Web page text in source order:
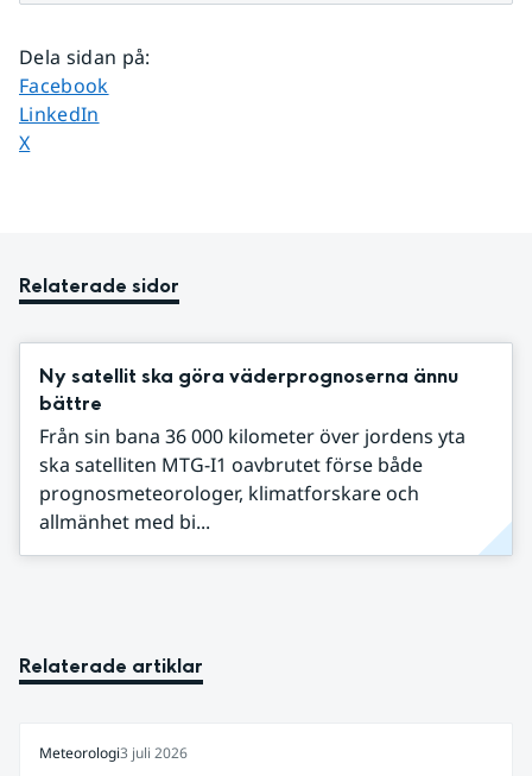
Dela sidan på:
Dela sidan på
Facebook
Dela sidan på
LinkedIn
Dela sidan på
X
Relaterade sidor
Ny satellit ska göra väderprognoserna ännu
bättre
Från sin bana 36 000 kilometer över jordens yta
ska satelliten MTG-I1 oavbrutet förse både
prognosmeteorologer, klimatforskare och
allmänhet med bi...
Relaterade artiklar
Meteorologi3 juli 2026